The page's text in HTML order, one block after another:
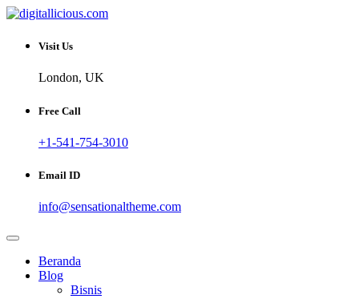
Skip
content
digitallicious.com
Sharing Digital Information
Visit Us
London, UK
Free Call
+1-541-754-3010
Email ID
info@sensationaltheme.com
Beranda
Blog
Bisnis